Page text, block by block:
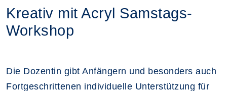
Kreativ mit Acryl Samstags-
Workshop
Die Dozentin gibt Anfängern und besonders auch
Fortgeschrittenen individuelle Unterstützung für